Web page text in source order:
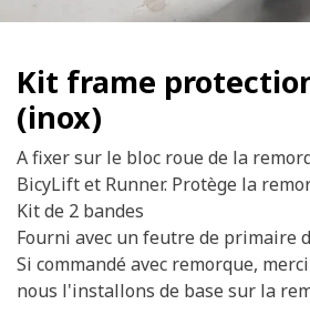
Kit frame
(inox)
A fixer sur le bloc roue de la
BicyLift et Runner. Protège la
Kit de 2 bandes
Fourni avec un feutre de primaire
Si commandé avec remorque,
nous l'installons de base sur la